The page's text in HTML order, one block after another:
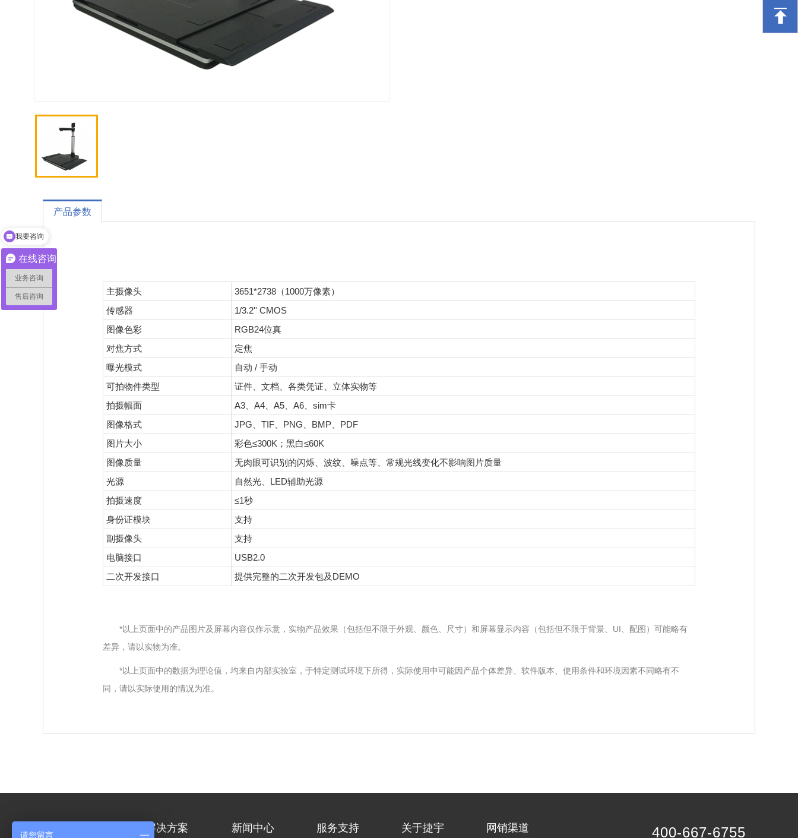
产品参数
主摄像头
3651*2738（1000万像素）
传感器
1/3.2'' CMOS
图像色彩
RGB24位真
对焦方式
定焦
曝光模式
自动 / 手动
可拍物件类型
证件、文档、各类凭证、立体实物等
拍摄幅面
A3、A4、A5、A6、sim卡
图像格式
JPG、TIF、PNG、BMP、PDF
图片大小
彩色≤300K；黑白≤60K
图像质量
无肉眼可识别的闪烁、波纹、噪点等、常规光线变化不影响图片质量
光源
自然光、LED辅助光源
拍摄速度
≤1秒
身份证模块
支持
副摄像头
支持
电脑接口
USB2.0
二次开发接口
提供完整的二次开发包及DEMO
*以上页面中的产品图片及屏幕内容仅作示意，实物产品效果（包括但不限于外观、颜色、尺寸）和屏幕显示内容（包括但不限于背景、UI、配图）可能略有
差异，请以实物为准。
*以上页面中的数据为理论值，均来自内部实验室，于特定测试环境下所得，实际使用中可能因产品个体差异、软件版本、使用条件和环境因素不同略有不
同，请以实际使用的情况为准。
解决方案 新闻中心 服务支持 关于捷宇 网销渠道 400-667-6755
在线咨询
业务咨询
售后咨询
我要咨询
请您留言